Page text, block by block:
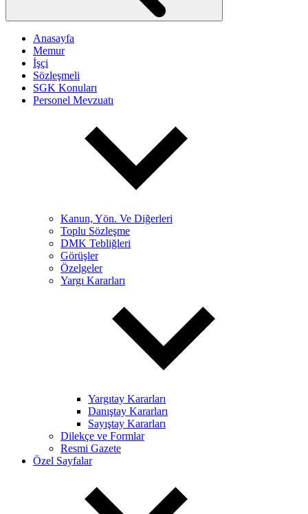
Anasayfa
Memur
İşçi
Sözleşmeli
SGK Konuları
Personel Mevzuatı
Kanun, Yön. Ve Diğerleri
Toplu Sözleşme
DMK Tebliğleri
Görüşler
Özelgeler
Yargı Kararları
Yargıtay Kararları
Danıştay Kararları
Sayıştay Kararları
Dilekçe ve Formlar
Resmi Gazete
Özel Sayfalar